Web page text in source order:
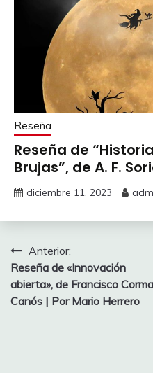
Reseña
Reseña de
Brujas”, de A. F.
diciembre 11, 2023
Navegación
de
entradas
Anterior:
Reseña de «Innovación
abierta», de Francisco Corma
Canós | Por Mario Herrero